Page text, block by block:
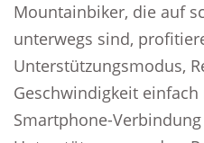
Mountainbiker, die auf
unterwegs sind,
Unterstützungsmodus,
Geschwindigkeit
Smartphone-